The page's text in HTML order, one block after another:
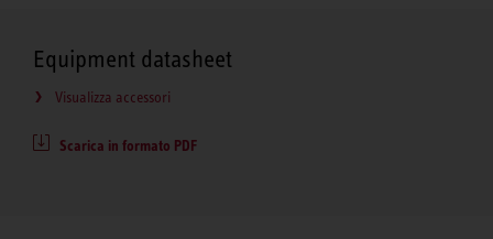
Equipment datasheet
Visualizza accessori
Scarica in formato PDF